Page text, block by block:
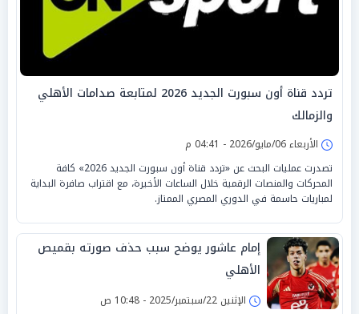
تردد قناة أون سبورت الجديد 2026 لمتابعة صدامات الأهلي
والزمالك
الأربعاء 06/مايو/2026 - 04:41 م
تصدرت عمليات البحث عن «تردد قناة أون سبورت الجديد 2026» كافة
المحركات والمنصات الرقمية خلال الساعات الأخيرة، مع اقتراب صافرة البداية
لمباريات حاسمة في الدوري المصري الممتاز.
إمام عاشور يوضح سبب حذف صورته بقميص
الأهلي
الإثنين 22/سبتمبر/2025 - 10:48 ص